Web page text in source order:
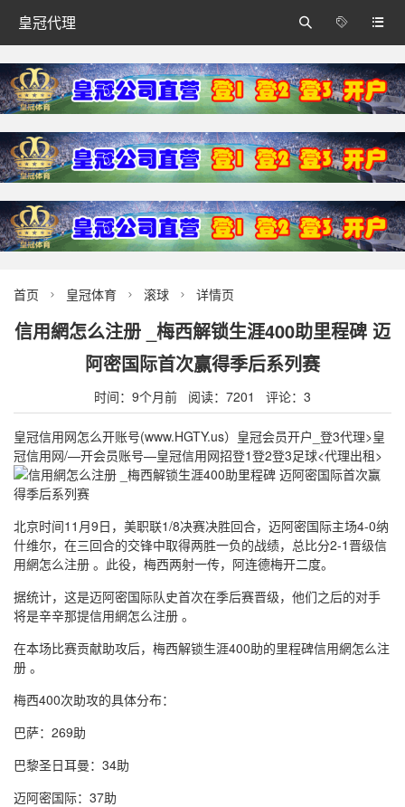
皇冠代理 


首页  皇冠体育  滚球  详情页
信用網怎么注册 _梅西解锁生涯400助里程碑 迈
阿密国际首次赢得季后系列赛
时间：9个月前 阅读：7201 评论：3
皇冠信用网怎么开账号(www.HGTY.us）皇冠会员开户_登3代理>皇
冠信用网/—开会员账号—皇冠信用网招登1登2登3足球<代理出租>
北京时间11月9日，美职联1/8决赛决胜回合，迈阿密国际主场4-0纳
什维尔，在三回合的交锋中取得两胜一负的战绩，总比分2-1晋级信
用網怎么注册 。此役，梅西两射一传，阿连德梅开二度。
据统计，这是迈阿密国际队史首次在季后赛晋级，他们之后的对手
将是辛辛那提信用網怎么注册 。
在本场比赛贡献助攻后，梅西解锁生涯400助的里程碑信用網怎么注
册 。
梅西400次助攻的具体分布：
巴萨：269助
巴黎圣日耳曼：34助
迈阿密国际：37助